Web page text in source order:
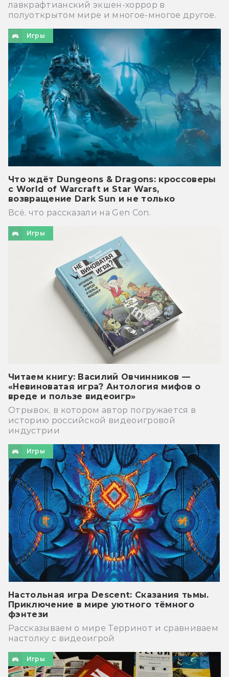
лавкрафтианский экшен-хоррор в
полуоткрытом мире и многое-многое другое.
Игры
Что ждёт Dungeons & Dragons: кроссоверы
с World of Warcraft и Star Wars,
возвращение Dark Sun и не только
Всё, что рассказали на Gen Con.
Игры
Читаем книгу: Василий Овчинников —
«Невиноватая игра? Антология мифов о
вреде и пользе видеоигр»
Отрывок, в котором автор погружается в
историю российской видеоигровой
индустрии
Игры
Настольная игра Descent: Сказания тьмы.
Приключение в мире уютного тёмного
фэнтези
Рассказываем о мире Терринот и сравниваем
настолку с видеоигрой
Игры